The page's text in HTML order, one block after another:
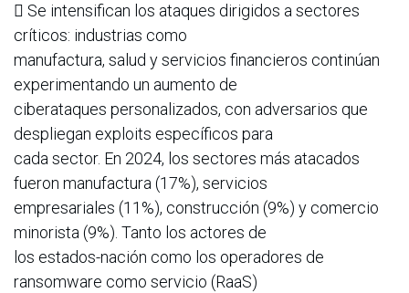
 Se intensifican los ataques dirigidos a sectores
críticos: industrias como
manufactura, salud y servicios financieros continúan
experimentando un aumento de
ciberataques personalizados, con adversarios que
despliegan exploits específicos para
cada sector. En 2024, los sectores más atacados
fueron manufactura (17%), servicios
empresariales (11%), construcción (9%) y comercio
minorista (9%). Tanto los actores de
los estados-nación como los operadores de
ransomware como servicio (RaaS)